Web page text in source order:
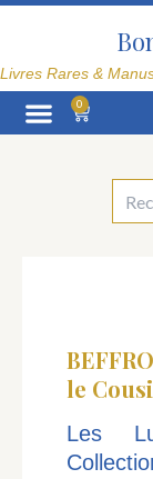
Aller
Livres Rares &
0
Panier
le
Les